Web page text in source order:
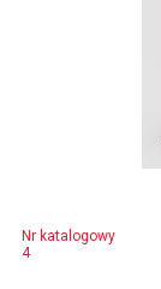
Nr katalogowy
4